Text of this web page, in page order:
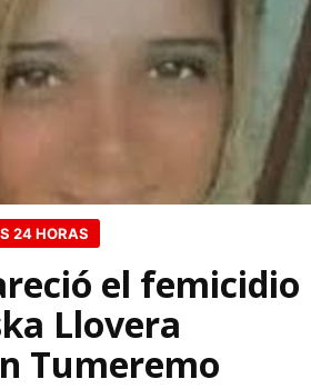
24 HORAS
el femicidio
Llovera
Tumeremo